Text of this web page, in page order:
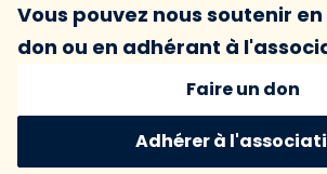
Vous pouvez nous soutenir
don ou en adhérant à
Faire un don
Adhérer à